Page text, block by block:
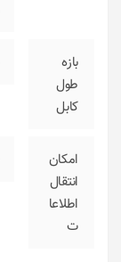
بازه
طول
کابل
امکان
انتقال
اطلاعا
ت